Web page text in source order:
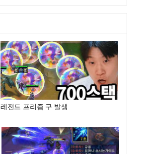
레전드 프리즘 구 발생